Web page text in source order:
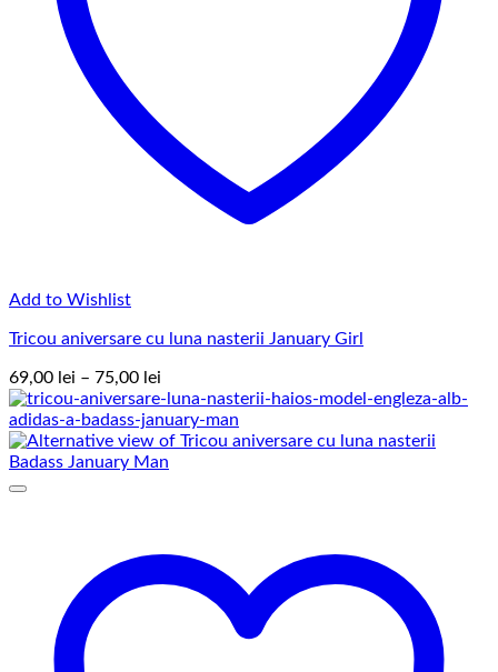
Add to Wishlist
Tricou aniversare cu luna nasterii January Girl
69,00 lei – 75,00 lei
de
prețuri:
69,00 lei
până